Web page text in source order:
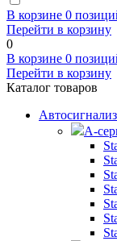
В корзине 0
Перейти в корзину
0
В корзине 0
Перейти в корзину
Каталог товаров
А-